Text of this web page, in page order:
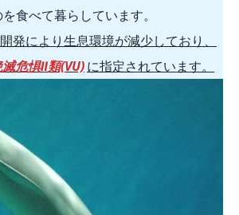
食べて暮らしています。
発により生息環境が減少しており、
危惧Ⅱ類(VU)に指定されています。